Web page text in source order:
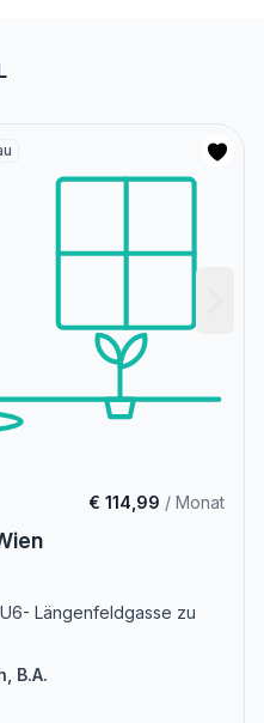
€ 114,99 / Monat
Längenfeldgasse zu
B.A.